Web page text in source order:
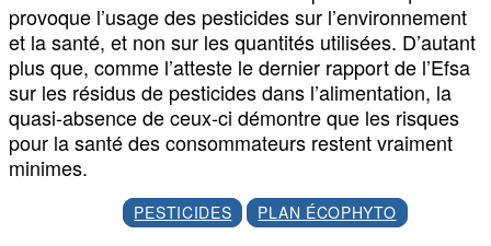
provoque l’usage des pesticides sur l’environnement
et la santé, et non sur les quantités utilisées. D’autant
plus que, comme l’atteste le dernier rapport de l’Efsa
sur les résidus de pesticides dans l’alimentation, la
quasi-absence de ceux-ci démontre que les risques
pour la santé des consommateurs restent vraiment
minimes.
PESTICIDES PLAN ÉCOPHYTO